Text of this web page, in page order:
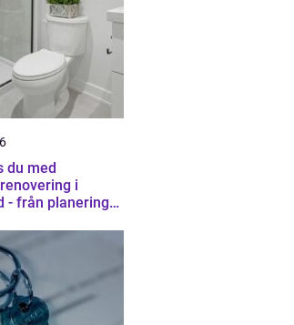
du med
i
- från planering